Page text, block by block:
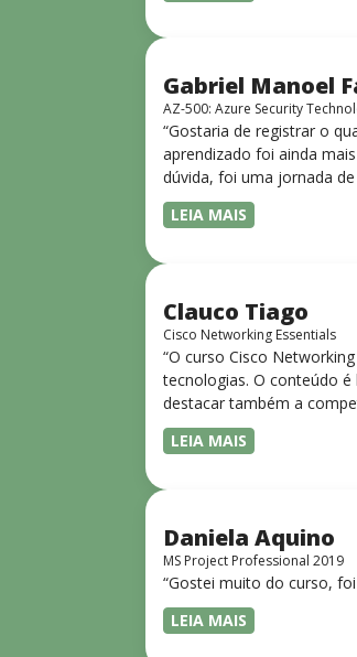
Gabriel Manoel
AZ-500: Azure Security
“Gostaria de registrar o
aprendizado foi ainda
dúvida, foi uma jornada
LEIA MAIS
Clauco Tiago
Cisco Networking Essentials
“O curso Cisco
tecnologias. O conteúdo
destacar também a
complexos de forma clara
desejam iniciar ou
LEIA MAIS
Daniela Aquino
MS Project Professional 2019
“Gostei muito do curso,
LEIA MAIS